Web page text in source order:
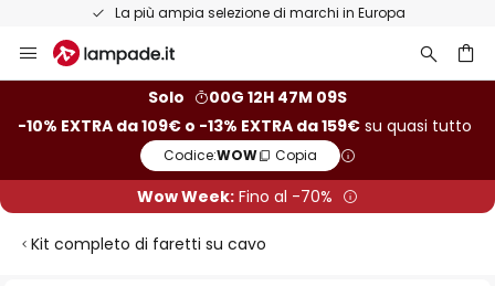
La più ampia selezione di marchi in Europa
Salta
al
Solo
00G 12H 47M 09S
-10% EXTRA da 109€ o -13% EXTRA da 159€ su quasi tutto
Codice:WOW Copia
Wow Week: Fino al -70%
Kit completo di faretti su cavo